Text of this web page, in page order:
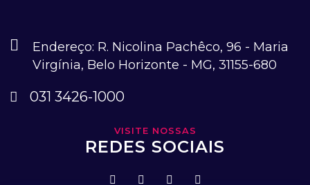
Endereço: R. Nicolina Pachêco, 96 - Maria
Virgínia, Belo Horizonte - MG, 31155-680
031 3426-1000
VISITE NOSSAS
REDES SOCIAIS